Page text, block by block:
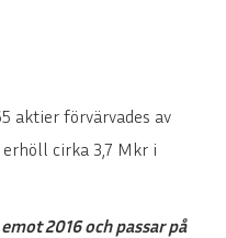
aktier förvärvades av
cirka 3,7 Mkr i
2016 och passar på